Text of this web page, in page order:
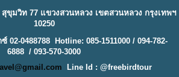
สุขุมวิท 77 แขวงสวนหลวง เขตสวนหลวง กรุงเทพฯ
10250
02-0488788 Hotline: 085-1511000 / 094-782-
6888 / 093-570-3000
Line Id : @freebirdtour